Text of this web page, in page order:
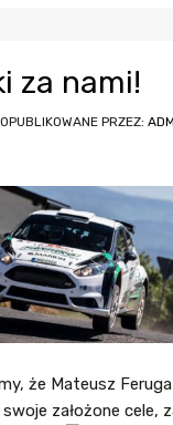
za nami!
OPUBLIKOWANE PRZEZ:
że Mateusz
założone cele,